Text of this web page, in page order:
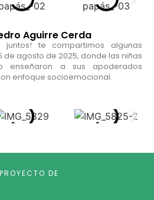
Aguirre Cerda
te compartimos algunas
agosto de 2025, donde las niñas
a sus apoderados
enfoque socioemocional.
DE